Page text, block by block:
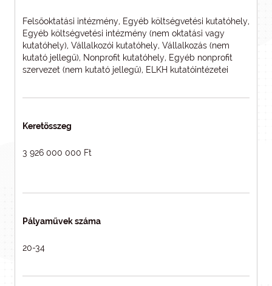
Felsőoktatási intézmény, Egyéb költségvetési kutatóhely,
Egyéb költségvetési intézmény (nem oktatási vagy
kutatóhely), Vállalkozói kutatóhely, Vállalkozás (nem
kutató jellegű), Nonprofit kutatóhely, Egyéb nonprofit
szervezet (nem kutató jellegű), ELKH kutatóintézetei
Keretösszeg
3 926 000 000 Ft
Pályaművek száma
20-34